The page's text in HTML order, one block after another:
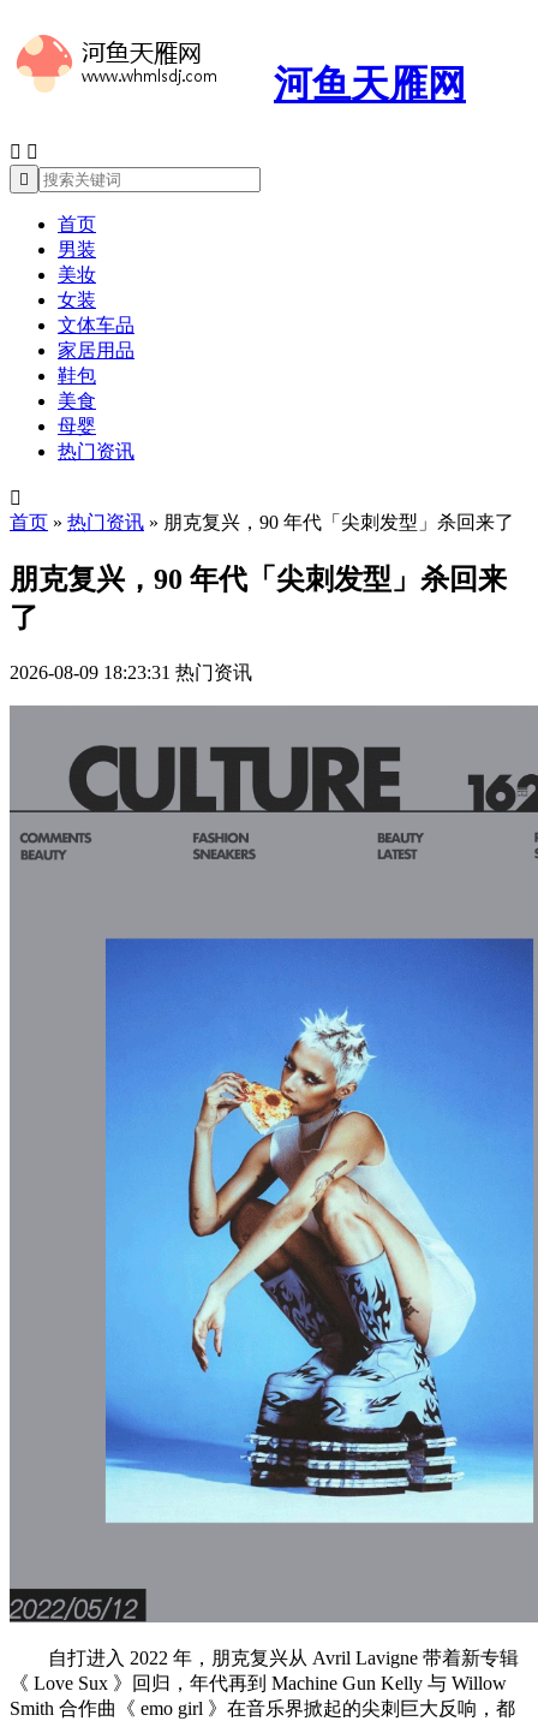
河鱼天雁网
 

首页
男装
美妆
女装
文体车品
家居用品
鞋包
美食
母婴
热门资讯

首页 » 热门资讯 » 朋克复兴，90 年代「尖刺发型」杀回来了
朋克复兴，90 年代「尖刺发型」杀回来
了
2026-08-09 18:23:31 热门资讯
自打进入 2022 年，朋克复兴从 Avril Lavigne 带着新专辑
《 Love Sux 》回归，年代再到 Machine Gun Kelly 与 Willow
Smith 合作曲《 emo girl 》在音乐界掀起的尖刺巨大反响，都